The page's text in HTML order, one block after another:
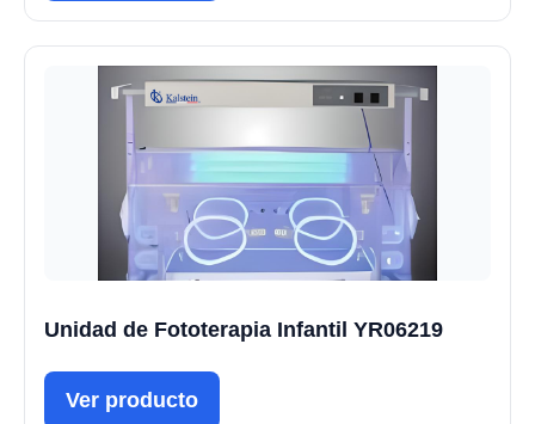
Unidad de Fototerapia Infantil YR06219
Ver producto